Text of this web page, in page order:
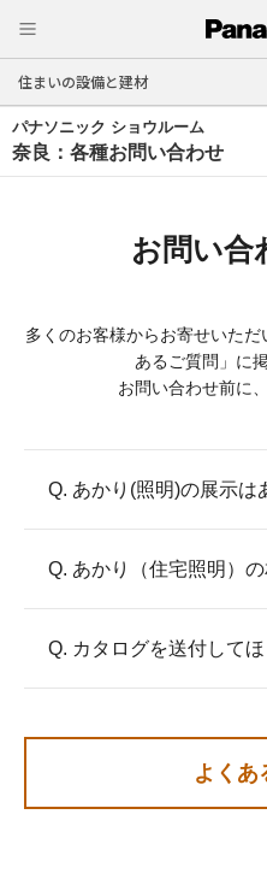
住まいの設備と建材
パナソニック ショウルーム
奈良：各種お問い合わせ
お問い合
多くのお客様からお寄せいた
あるご質問」に
お問い合わせ前に
Q. あかり(照明)の展示は
Q. あかり（住宅照明）
Q. カタログを送付して
よくあ